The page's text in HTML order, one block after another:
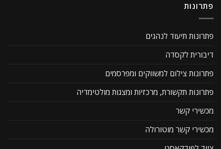
פתרונות
פתרונות תיעוד לנהגים
דיבורית לקסדה
פתרונות צילום למשווקים ומפרסמים
פתרונות תקשורת, מרכזיות ומצגות מולטימדיה
מכשירי קשר
מכשירי קשר מוטורולה